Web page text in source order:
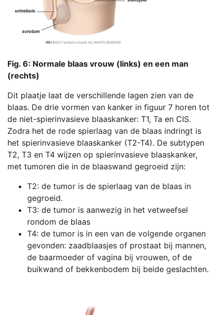
Fig. 6: Normale blaas vrouw (links) en een man
(rechts)
Dit plaatje laat de verschillende lagen zien van de
blaas. De drie vormen van kanker in figuur 7 horen tot
de niet-spierinvasieve blaaskanker: T1, Ta en CIS.
Zodra het de rode spierlaag van de blaas indringt is
het spierinvasieve blaaskanker (T2-T4). De subtypen
T2, T3 en T4 wijzen op spierinvasieve blaaskanker,
met tumoren die in de blaaswand gegroeid zijn:
T2: de tumor is de spierlaag van de blaas in
gegroeid.
T3: de tumor is aanwezig in het vetweefsel
rondom de blaas
T4: de tumor is in een van de volgende organen
gevonden: zaadblaasjes of prostaat bij mannen,
de baarmoeder of vagina bij vrouwen, of de
buikwand of bekkenbodem bij beide geslachten.